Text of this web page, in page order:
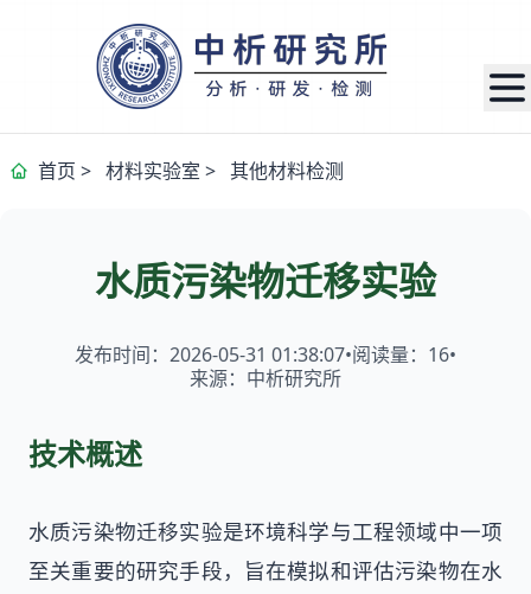
首页 > 材料实验室 > 其他材料检测
水质污染物迁移实验
发布时间：2026-05-31 01:38:07•阅读量： 16•
来源：中析研究所
技术概述
水质污染物迁移实验是环境科学与工程领域中一项
至关重要的研究手段，旨在模拟和评估污染物在水